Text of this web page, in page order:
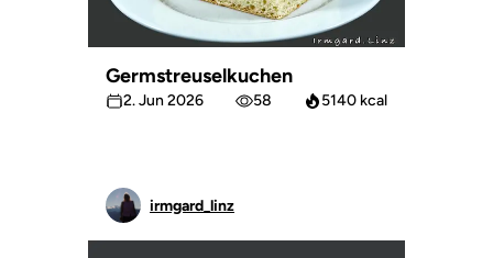
Germstreuselkuchen
2. Jun 2026 58 5140 kcal
irmgard_linz